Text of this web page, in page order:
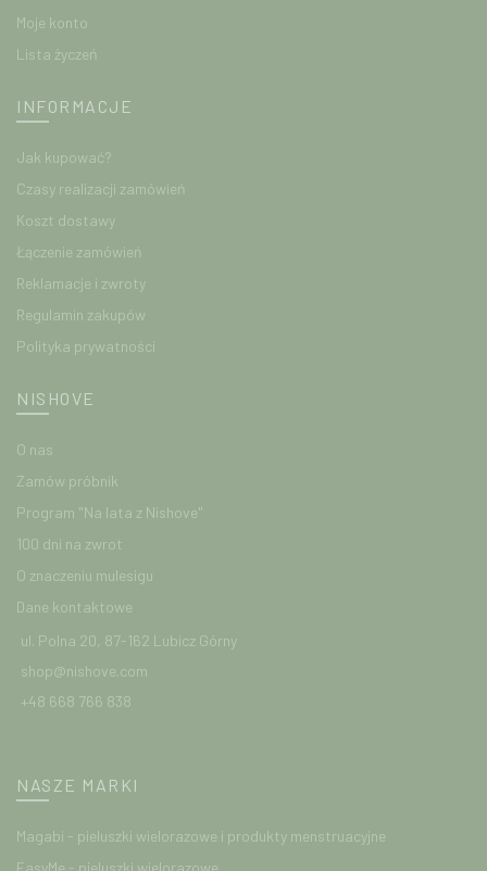
Moje konto
Lista życzeń
INFORMACJE
Jak kupować?
Czasy realizacji zamówień
Koszt dostawy
Łączenie zamówień
Reklamacje i zwroty
Regulamin zakupów
Polityka prywatności
NISHOVE
O nas
Zamów próbnik
Program "Na lata z Nishove"
100 dni na zwrot
O znaczeniu mulesigu
Dane kontaktowe
ul. Polna 20, 87-162 Lubicz Górny
shop@nishove.com
+48 668 766 838
NASZE MARKI
Magabi - pieluszki wielorazowe i produkty menstruacyjne